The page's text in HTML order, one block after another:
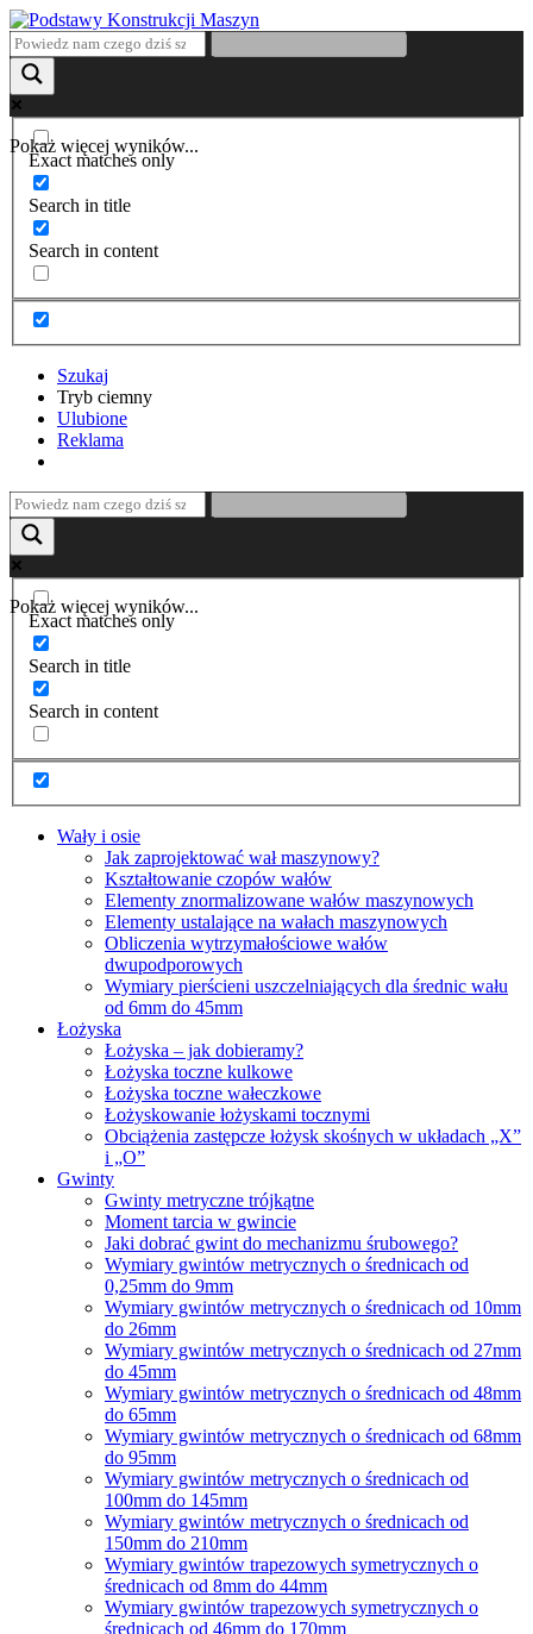
Pokaż więcej wyników...
Exact matches only
Search in title
Search in content
Szukaj
Tryb ciemny
Ulubione
Reklama
Pokaż więcej wyników...
Exact matches only
Search in title
Search in content
Wały i osie
Jak zaprojektować wał maszynowy?
Kształtowanie czopów wałów
Elementy znormalizowane wałów maszynowych
Elementy ustalające na wałach maszynowych
Obliczenia wytrzymałościowe wałów
dwupodporowych
Wymiary pierścieni uszczelniających dla średnic wału
od 6mm do 45mm
Łożyska
Łożyska – jak dobieramy?
Łożyska toczne kulkowe
Łożyska toczne wałeczkowe
Łożyskowanie łożyskami tocznymi
Obciążenia zastępcze łożysk skośnych w układach „X”
i „O”
Gwinty
Gwinty metryczne trójkątne
Moment tarcia w gwincie
Jaki dobrać gwint do mechanizmu śrubowego?
Wymiary gwintów metrycznych o średnicach od
0,25mm do 9mm
Wymiary gwintów metrycznych o średnicach od 10mm
do 26mm
Wymiary gwintów metrycznych o średnicach od 27mm
do 45mm
Wymiary gwintów metrycznych o średnicach od 48mm
do 65mm
Wymiary gwintów metrycznych o średnicach od 68mm
do 95mm
Wymiary gwintów metrycznych o średnicach od
100mm do 145mm
Wymiary gwintów metrycznych o średnicach od
150mm do 210mm
Wymiary gwintów trapezowych symetrycznych o
średnicach od 8mm do 44mm
Wymiary gwintów trapezowych symetrycznych o
średnicach od 46mm do 170mm